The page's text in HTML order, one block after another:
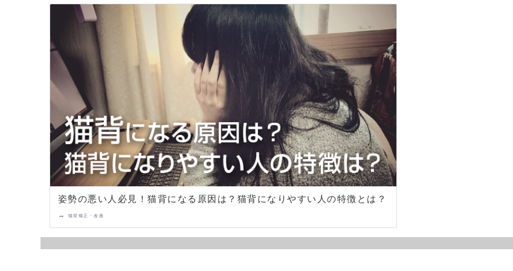
姿勢の悪い人必見！猫背になる原因は？猫背になりやすい人の特徴とは？
→ 猫背矯正・改善